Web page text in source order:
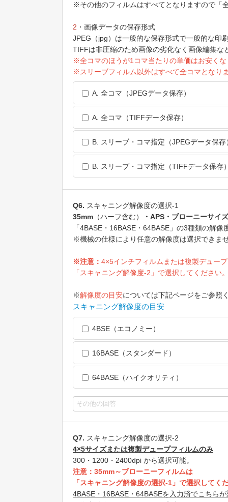
※その他のフィルムはすべてとなりますので「
2 ・画像データの保存形式
JPEG（jpg）は一般的な保存形式で一般的な印
TIFFは非圧縮のため画像の劣化なく画像編集
※全コマのほうが1コマ当たりの単価はお安くな
※スリーブフィルム以外はすべて全コマとなり
A. 全コマ（JPEGデータ保存）
A. 全コマ（TIFFデータ保存）
B. スリーブ・コマ指定（JPEGデータ保存
B. スリーブ・コマ指定（TIFFデータ保存
Q6. スキャニング解像度の選択-1
35mm （ハーフ含む）
・APS・ブローニーサイ
「4BASE・16BASE・64BASE」の3種類の解像
※機械の仕様により任意の解像度は選択できま
※注意： 4×5インチフィルムまたは複製デュー
「スキャニング解像度-2」で選択してください
※解像度の目安については下記ページをご参照
スキャニング解像度の目安
4BSE（エコノミー）
16BASE（スタンダード）
64BASE（ハイクオリティ）
Q7. スキャニング解像度の選択-2
4×5サイズまたは複製デュープフィルムのみ
300・1200・2400dpi から選択可能。
注意：35mm～ブローニーフィルムは
「スキャニング解像度の選択-1」で選択してく
4BASE・16BASE・64BASEを入力済でこちら